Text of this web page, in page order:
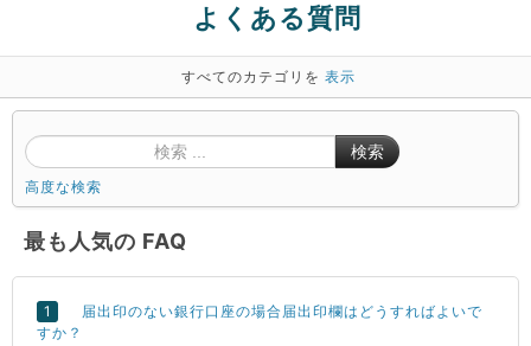
よくある質問
すべてのカテゴリを 表示
検索
高度な検索
最も人気の FAQ
届出印のない銀行口座の場合届出印欄はどうすればよいで
すか？